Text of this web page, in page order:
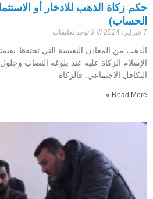
حكم زكاة الذهب للادخار أو
الحساب)
7 فبراير، 2024 لا توجد تعليقات
الذهب من المعادن النفيسة التي تحتفظ
الإسلام الزكاة عليه عند بلوغه النصاب
التكافل الاجتماعي. فالزكاة
Read More »